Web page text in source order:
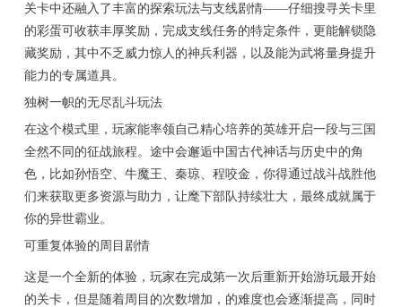
关卡中还融入了丰富的探索玩法与支线剧情——仔细搜寻关卡里
的彩蛋可收获丰厚奖励，完成支线任务的特定条件，更能解锁隐
藏奖励，其中不乏威力惊人的神兵利器，以及能为武将量身提升
能力的专属道具。
独树一帜的无尽乱斗玩法
在这个模式里，玩家能率领自己精心培养的英雄开启一段与三国
全然不同的征战旅程。途中会邂逅中国古代神话与历史中的角
色，比如孙悟空、牛魔王、秦琼、程咬金，你得通过战斗战胜他
们来获取更多资源与助力，让麾下部队持续壮大，最终成就属于
你的异世霸业。
可重复体验的周目剧情
这是一个全新的体验，玩家在完成第一次后重新开始游玩最开始
的关卡，但是随着周目的次数增加，的难度也会逐渐提高，同时